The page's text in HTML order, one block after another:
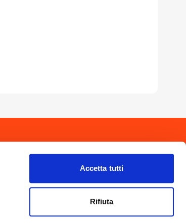
Accetta tutti
Rifiuta